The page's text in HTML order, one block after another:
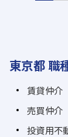
東京都 職
賃貸仲介
売買仲介
投資用不